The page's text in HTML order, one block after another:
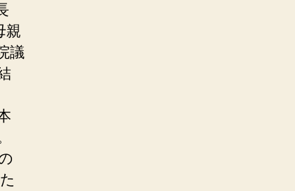
親
議